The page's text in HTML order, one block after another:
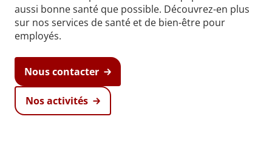
aussi bonne santé que possible. Découvrez-en plus
sur nos services de santé et de bien-être pour
employés.
Nous contacter
Nos activités